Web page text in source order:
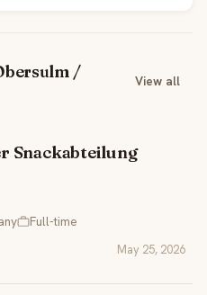
/
View all
Snackabteilung
Full-time
May 25, 2026